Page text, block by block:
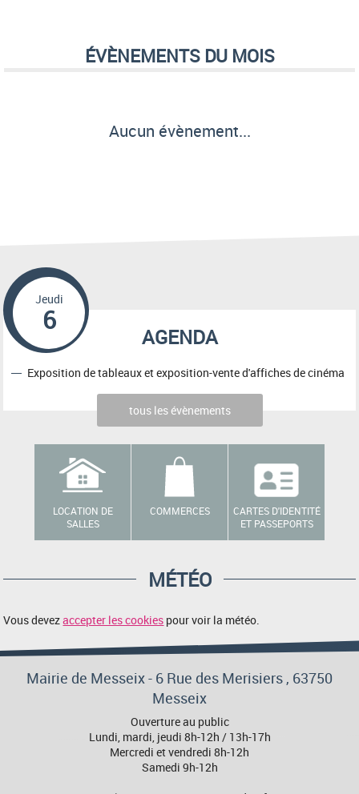
ÉVÈNEMENTS DU MOIS
Aucun évènement...
AGENDA
Jeudi
6
Exposition de tableaux et exposition-vente d'affiches de cinéma
tous les évènements
LOCATION DE
SALLES
COMMERCES
CARTES D'IDENTITÉ
ET PASSEPORTS
MÉTÉO
Vous devezaccepter les cookies pour voir la météo.
Mairie de Messeix - 6 Rue des Merisiers , 63750
Messeix
Ouverture au public
Lundi, mardi, jeudi 8h-12h / 13h-17h
Mercredi et vendredi 8h-12h
Samedi 9h-12h